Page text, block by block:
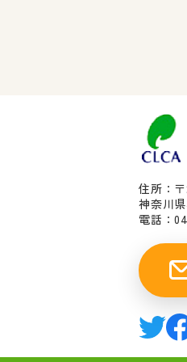
住所：
神奈川
電話：